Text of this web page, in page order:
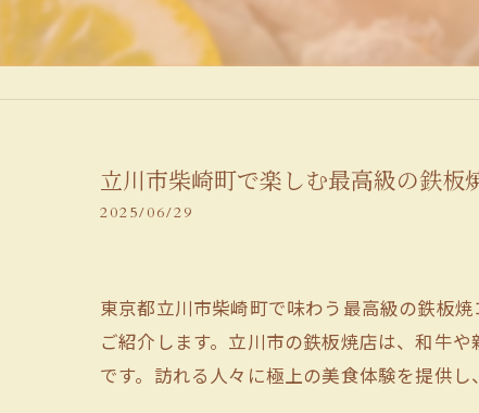
立川市柴崎町で楽しむ最高級の鉄板
2025/06/29
東京都立川市柴崎町で味わう最高級の鉄板
ご紹介します。立川市の鉄板焼店は、和牛
です。訪れる人々に極上の美食体験を提供し